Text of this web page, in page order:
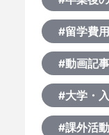
#留学費用
#動画記事
#大学・
#課外活動